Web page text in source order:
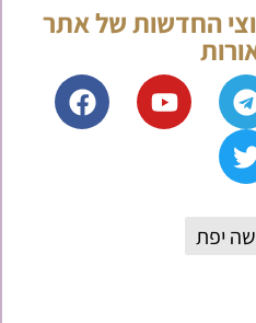
החדשות של אתר
יפת